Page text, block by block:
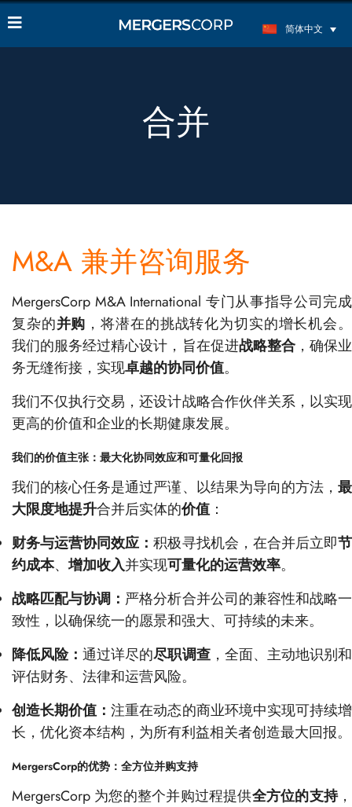
简体中文
合并
M&A 兼并咨询服务
MergersCorp M&A International 专门从事指导公司完成
复杂的并购 ，将潜在的挑战转化为切实的增长机会。
我们的服务经过精心设计，旨在促进战略整合，确保业
务无缝衔接，实现卓越的协同价值。
我们不仅执行交易，还设计战略合作伙伴关系，以实现
更高的价值和企业的长期健康发展。
我们的价值主张：最大化协同效应和可量化回报
我们的核心任务是通过严谨、以结果为导向的方法， 最
大限度地提升合并后实体的价值：
财务与运营协同效应：积极寻找机会，在合并后立即节
约成本、增加收入并实现可量化的运营效率。
战略匹配与协调： 严格分析合并公司的兼容性和战略一
致性，以确保统一的愿景和强大、可持续的未来。
降低风险：通过详尽的尽职调查，全面、主动地识别和
评估财务、法律和运营风险。
创造长期价值：注重在动态的商业环境中实现可持续增
长，优化资本结构，为所有利益相关者创造最大回报。
MergersCorp的优势：全方位并购支持
MergersCorp 为您的整个并购过程提供全方位的支持，